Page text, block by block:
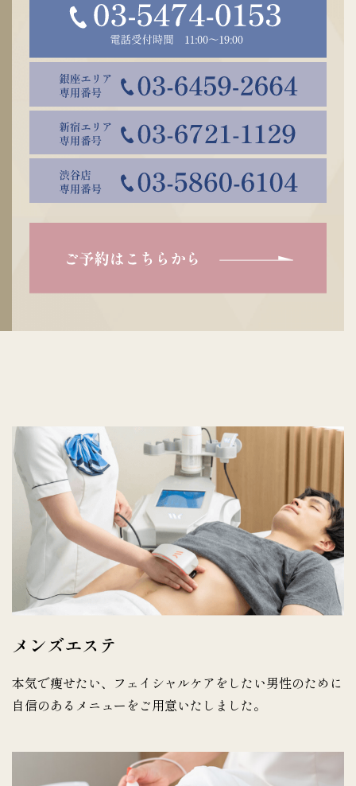
メンズエステ
本気で痩せたい、フェイシャルケアをしたい男性のために
自信のあるメニューをご用意いたしました。